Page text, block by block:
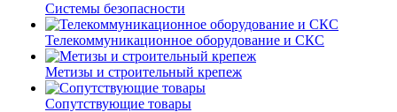
Системы безопасности
Телекоммуникационное оборудование и СКС
Метизы и строительный крепеж
Сопутствующие товары